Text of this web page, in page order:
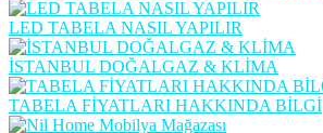
LED TABELA NASIL YAPILIR
İSTANBUL DOĞALGAZ & KLİMA
TABELA FİYATLARI HAKKINDA BİLGİ